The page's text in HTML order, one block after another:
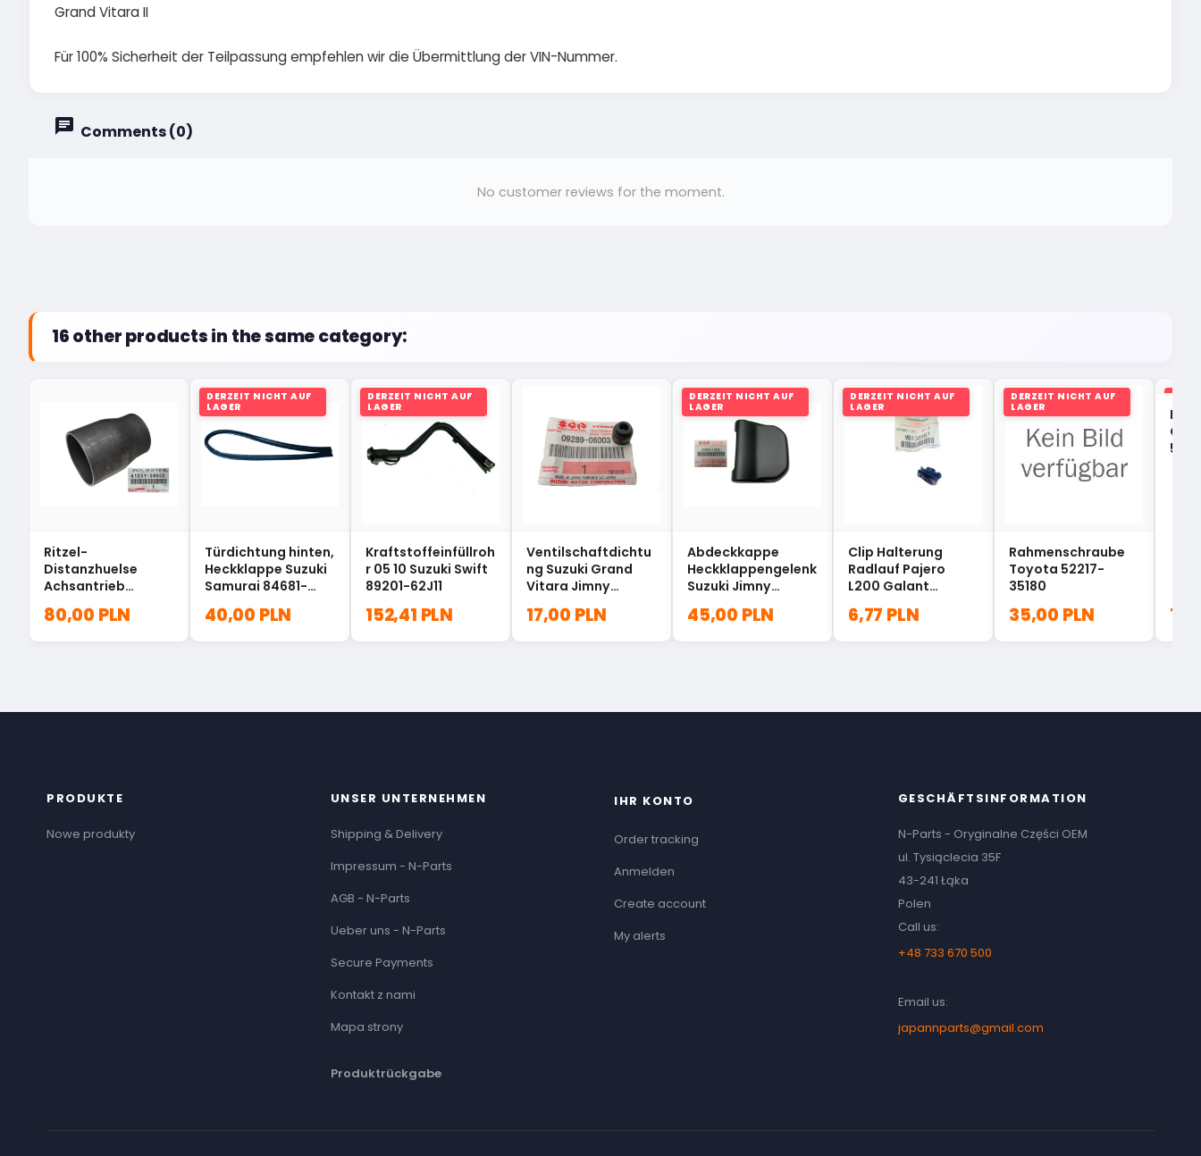
Grand Vitara II
Für 100% Sicherheit der Teilpassung empfehlen wir die Übermittlung der VIN-Nummer.
Comments (0)
No customer reviews for the moment.
16 other products in the same category:
Ritzel-
Distanzhuelse
Achsantrieb
41231-30050
80,00 PLN
DERZEIT NICHT AUF
LAGER
Türdichtung hinten,
Heckklappe Suzuki
Samurai 84681-
40,00 PLN
DERZEIT NICHT AUF
LAGER
Kraftstoffeinfüllroh
r 05 10 Suzuki Swift
89201-62J11
152,41 PLN
Ventilschaftdichtu
ng Suzuki Grand
Vitara Jimny
17,00 PLN
DERZEIT NICHT AUF
LAGER
Abdeckkappe
Heckklappengelenk
Suzuki Jimny
45,00 PLN
DERZEIT NICHT AUF
LAGER
Clip Halterung
Radlauf Pajero
L200 Galant
6,77 PLN
DERZEIT NICHT AUF
LAGER
Rahmenschraube
Toyota 52217-
35180
35,00 PLN
PRODUKTE
Nowe produkty
UNSER UNTERNEHMEN
Shipping & Delivery
Impressum - N-Parts
AGB - N-Parts
Ueber uns - N-Parts
Secure Payments
Kontakt z nami
Mapa strony
Produktrückgabe
IHR KONTO
Order tracking
Anmelden
Create account
My alerts
GESCHÄFTSINFORMATION
N-Parts - Oryginalne Części OEM
ul. Tysiąclecia 35F
43-241 Łąka
Polen
Call us:
+48 733 670 500
Email us:
japannparts@gmail.com